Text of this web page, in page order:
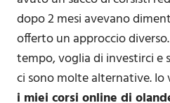
dopo 2 mesi avevano
offerto un approccio
tempo, voglia di investirci e
ci sono molte alternative. Io
i miei corsi online di